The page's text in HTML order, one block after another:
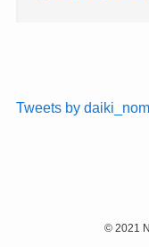
Tweets by
©2021